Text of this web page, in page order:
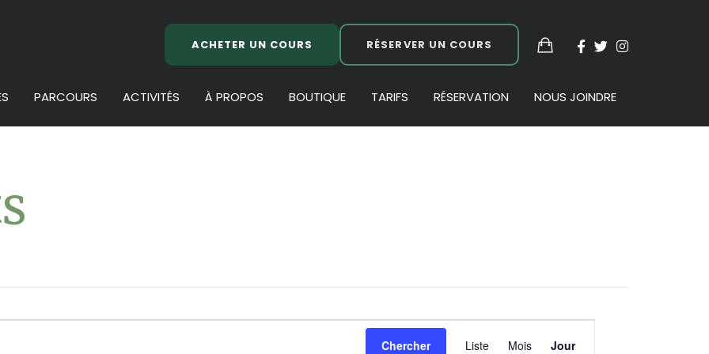
ACHETER UN COURS RÉSERVER UN COURS
PARCOURS ACTIVITÉS À PROPOS BOUTIQUE TARIFS RÉSERVATION NOUS JOINDRE
Chercher
Navigation
Liste Mois Jour